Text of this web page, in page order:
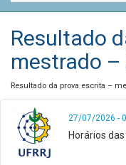
Resultado
mestrado –
Resultado da prova escrita –
27/07/2026 -
Horários